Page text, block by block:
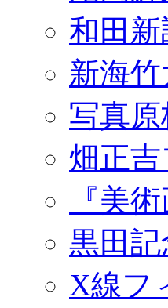
和田
新海
写真
畑正
『美
黒田
X線フ